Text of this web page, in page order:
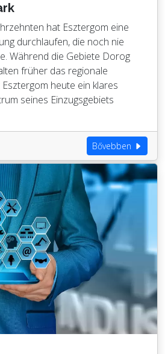
hat Esztergom eine
durchlaufen, die noch nie
Während die Gebiete Dorog
früher das regionale
heute ein klares
seines Einzugsgebiets
Bővebben